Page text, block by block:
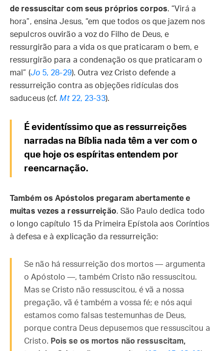
de ressuscitar com seus próprios corpos. “Virá a
hora”, ensina Jesus, “em que todos os que jazem nos
sepulcros ouvirão a voz do Filho de Deus, e
ressurgirão para a vida os que praticaram o bem, e
ressurgirão para a condenação os que praticaram o
mal” (Jo5, 28-29). Outra vez Cristo defende a
ressurreição contra as objeções ridículas dos
saduceus (cf. Mt22, 23-33).
É evidentíssimo que as ressurreições
narradas na Bíblia nada têm a ver com o
que hoje os espíritas entendem por
reencarnação.
Também os Apóstolos pregaram abertamente e
muitas vezes a ressurreição. São Paulo dedica todo
o longo capítulo 15 da Primeira Epístola aos Coríntios
à defesa e à explicação da ressurreição:
Se não há ressurreição dos mortos — argumenta
o Apóstolo —, também Cristo não ressuscitou.
Mas se Cristo não ressuscitou, é vã a nossa
pregação, vã é também a vossa fé; e nós aqui
estamos como falsas testemunhas de Deus,
porque contra Deus depusemos que ressuscitou a
Cristo. Pois se os mortos não ressuscitam,